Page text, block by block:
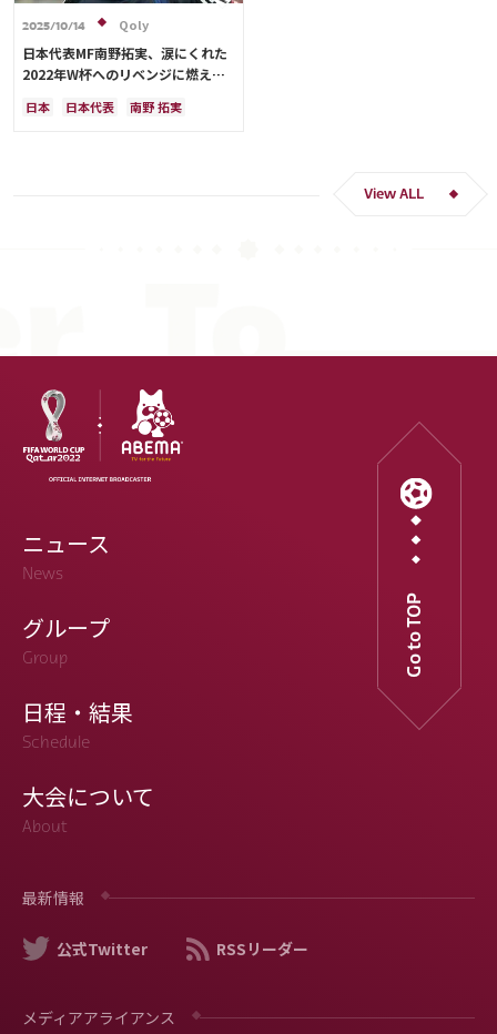
2025/10/14 Qoly
日本代表MF南野拓実、涙にくれた
2022年W杯へのリベンジに燃える
ー人生をかけた戦い」
日本 日本代表
南野 拓実
View ALL
ニュース
News
グループ
Group
日程・結果
Schedule
大会について
About
最新情報
公式Twitter RSSリーダー
メディアアライアンス
Go to TOP